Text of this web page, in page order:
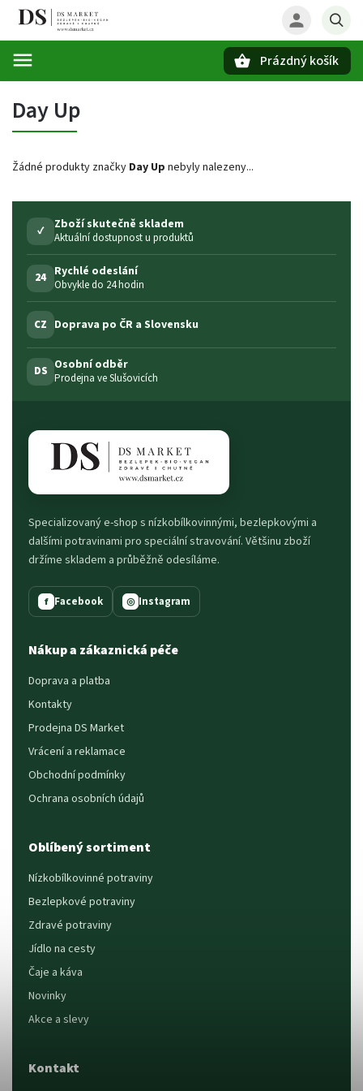
Prázdný košík
Day Up
Žádné produkty značky Day Up nebyly nalezeny...
✓ Zboží skutečně skladem
Aktuální dostupnost u produktů
24 Rychlé odeslání
Obvykle do 24 hodin
CZ Doprava po ČR a Slovensku
DS Osobní odběr
Prodejna ve Slušovicích
Specializovaný e-shop s nízkobílkovinnými, bezlepkovými a
dalšími potravinami pro speciální stravování. Většinu zboží
držíme skladem a průběžně odesíláme.
f Facebook ◎ Instagram
Nákup a zákaznická péče
Doprava a platba
Kontakty
Prodejna DS Market
Vrácení a reklamace
Obchodní podmínky
Ochrana osobních údajů
Oblíbený sortiment
Nízkobílkovinné potraviny
Bezlepkové potraviny
Zdravé potraviny
Jídlo na cesty
Čaje a káva
Novinky
Akce a slevy
Kontakt